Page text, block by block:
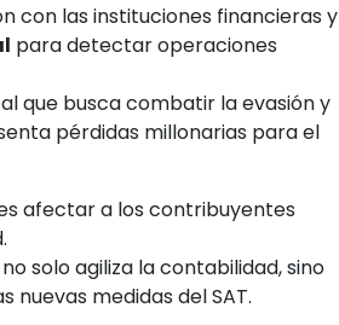
con las instituciones financieras y
para detectar operaciones
que busca combatir la evasión y
pérdidas millonarias para el
afectar a los contribuyentes
no solo agiliza la contabilidad, sino
nuevas medidas del SAT.